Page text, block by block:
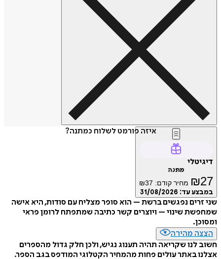
איזה פורמט לשלוח כמתנה?
דיגיטלי
מתנה
₪27 מחיר קודם: ₪37
במבצע עד: 31/08/2026
שני זרים נפגשים ברשת – הוא סופר מצליח עם סודות, היא אישה
שמחפשת שינוי – ויוצרים קשר כתיבה שמתפתח לרומן פראי
ומסוכן.
הצצה מהירה
חשוב לנו שקריאה תהיה תענוג נגיש, ולכן חלק גדול מהספרים
אצלנו באתר עולים פחות מהמחיר הקטלוגי המודפס בגב הספר.